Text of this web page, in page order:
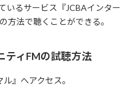
いるサービス『JCBAインター
方法で聴くことができる。
ティFMの試聴方法
』へアクセス。